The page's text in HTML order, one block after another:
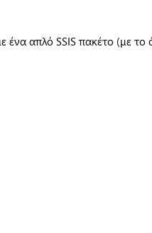
απλό SSIS πακέτο (με το